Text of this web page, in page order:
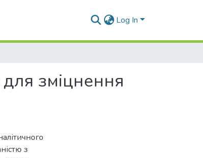
Log In
зміцнення
з